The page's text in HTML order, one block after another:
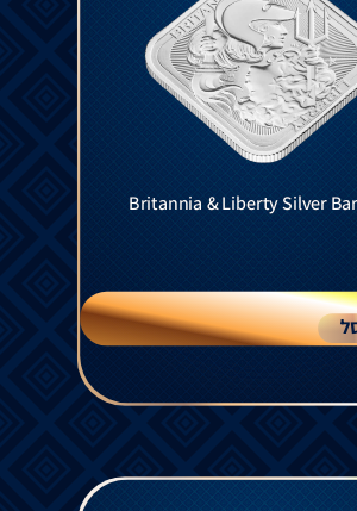
Britannia & Liberty Silver